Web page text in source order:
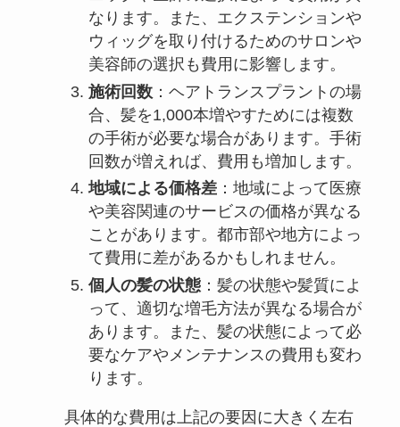
なります。また、エクステンションや
ウィッグを取り付けるためのサロンや
美容師の選択も費用に影響します。
施術回数：ヘアトランスプラントの場
合、髪を1,000本増やすためには複数
の手術が必要な場合があります。手術
回数が増えれば、費用も増加します。
地域による価格差：地域によって医療
や美容関連のサービスの価格が異なる
ことがあります。都市部や地方によっ
て費用に差があるかもしれません。
個人の髪の状態：髪の状態や髪質によ
って、適切な増毛方法が異なる場合が
あります。また、髪の状態によって必
要なケアやメンテナンスの費用も変わ
ります。
具体的な費用は上記の要因に大きく左右